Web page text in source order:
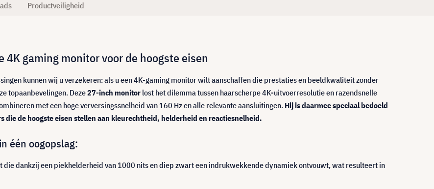
Productveiligheid
gaming monitor voor de hoogste eisen
kunnen wij u verzekeren: als u een 4K-gaming monitor wilt aanschaffen die prestaties en beeldkwaliteit zonder
topaanbevelingen. Deze27-inch monitor lost het dilemma tussen haarscherpe 4K-uitvoerresolutie en razendsnelle
met een hoge verversingssnelheid van 160 Hz en alle relevante aansluitingen. Hij is daarmee speciaal bedoeld
die de hoogste eisen stellen aan kleurechtheid, helderheid en reactiesnelheid.
één oogopslag:
die dankzij een piekhelderheid van 1000 nits en diep zwart een indrukwekkende dynamiek ontvouwt, wat resulteert in